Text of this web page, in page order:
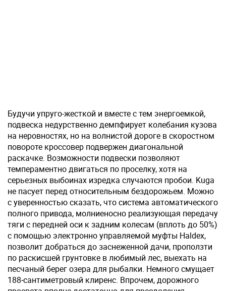
Будучи упруго-жесткой и вместе с тем энергоемкой,
подвеска недурственно демпфирует колебания кузова
на неровностях, но на волнистой дороге в скоростном
повороте кроссовер подвержен диагональной
раскачке. Возможности подвески позволяют
темпераментно двигаться по проселку, хотя на
серьезных выбоинах изредка случаются пробои. Kuga
не пасует перед относительным бездорожьем. Можно
с уверенностью сказать, что система автоматического
полного привода, молниеносно реализующая передачу
тяги с передней оси к задним колесам (вплоть до 50%)
с помощью электронно управляемой муфты Haldex,
позволит добраться до заснеженной дачи, проползти
по раскисшей грунтовке в любимый лес, выехать на
песчаный берег озера для рыбалки. Немного смущает
188‑сантиметровый клиренс. Впрочем, дорожного